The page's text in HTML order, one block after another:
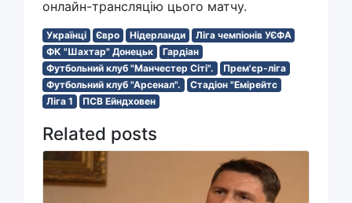
онлайн-трансляцію цього матчу.
Українці Євро Нідерланди
Ліга чемпіонів УЄФА
ФК "Шахтар" Донецьк
Гардіан
Футбольний клуб "Манчестер Сіті".
Прем'єр-ліга
Футбольний клуб "Арсенал".
Стадіон "Емірейтс
Ліга 1
ПСВ Ейндховен
Related posts